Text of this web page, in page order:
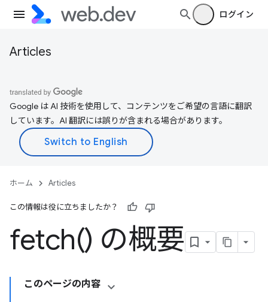
ログイン
Articles
Google は AI 技術を使用して、コンテンツをご希望の言語に翻訳
しています。AI 翻訳には誤りが含まれる場合があります。
ホーム Articles
この情報は役に立ちましたか？
fetch() の概要
このページの内容